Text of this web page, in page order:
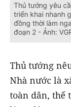
Thủ tướng yêu
triển khai nhanh
đồng thời làm
đoạn 2 - Ảnh:
Thủ tướng
Nhà nước là
toàn dân, thế